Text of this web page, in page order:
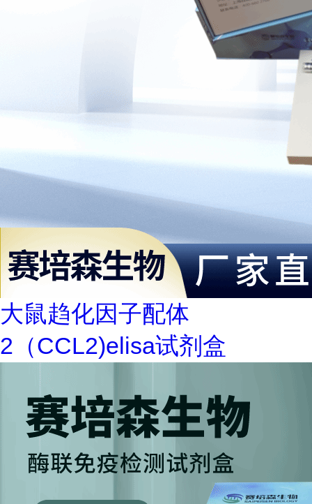
大鼠趋化因子配体
2（CCL2)elisa试剂盒